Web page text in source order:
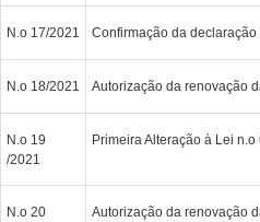
N.o 17/2021 Confirmação da
N.o 18/2021 Autorização da renovação
N.o 19
/2021
Primeira Alteração à Lei
N.o 20
Autorização da renovação